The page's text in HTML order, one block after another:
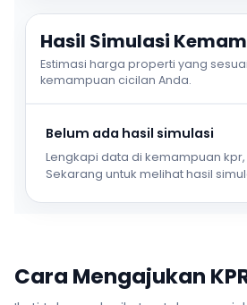
Hasil Simulasi
Estimasi harga properti yang
kemampuan cicilan Anda.
Belum ada hasil simulasi
Lengkapi data di kemampuan kpr,
Sekarang untuk melihat hasil
Cara Mengajukan